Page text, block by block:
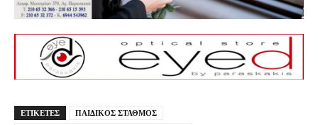
ΕΤΙΚΕΤΕΣ
ΠΑΙΔΙΚΟΣ ΣΤΑΘΜΟΣ